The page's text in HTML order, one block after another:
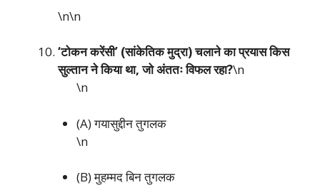
\n\n
‘टोकन करेंसी’ (सांकेतिक मुद्रा) चलाने का प्रयास किस
सुल्तान ने किया था, जो अंततः विफल रहा?\n
\n
(A) गयासुद्दीन तुगलक
\n
(B) मुहम्मद बिन तुगलक